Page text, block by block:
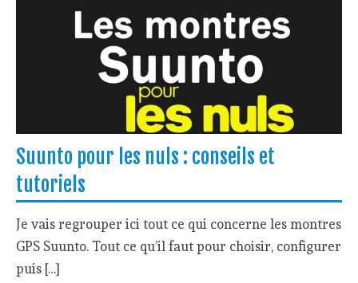
Suunto pour les nuls : conseils et
tutoriels
Je vais regrouper ici tout ce qui concerne les montres
GPS Suunto. Tout ce qu’il faut pour choisir, configurer
puis […]